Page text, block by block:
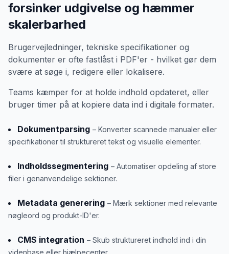
forsinker udgivelse og hæmmer
skalerbarhed
Brugervejledninger, tekniske specifikationer og
dokumenter er ofte fastlåst i PDF'er - hvilket gør dem
svære at søge i, redigere eller lokalisere.
Teams kæmper for at holde indhold opdateret, eller
bruger timer på at kopiere data ind i digitale formater.
Dokumentparsing – Konverter scannede manualer eller
specifikationer til struktureret tekst og visuelle elementer.
Indholdssegmentering – Automatiser opdeling af store
filer i genanvendelige sektioner.
Metadata generering – Mærk sektioner med relevante
nøgleord og produkt-ID'er.
CMS integration – Skub struktureret indhold ind i din